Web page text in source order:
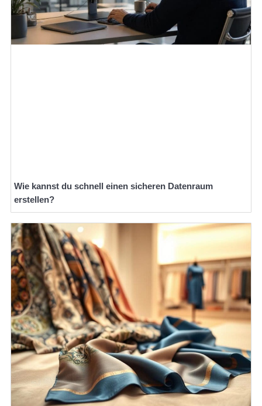
Wie kannst du schnell einen sicheren Datenraum
erstellen?